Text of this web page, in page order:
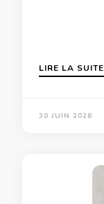
LIRE LA SUITE
30 JUIN 2026